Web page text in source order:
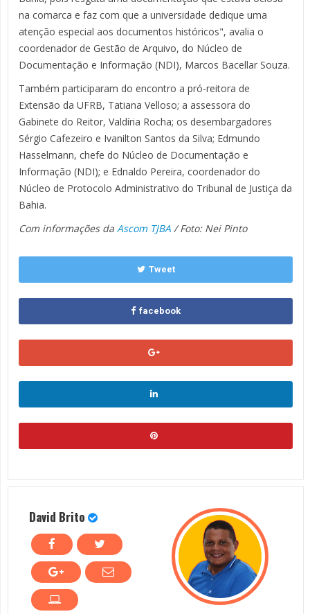
na comarca e faz com que a universidade dedique uma
atenção especial aos documentos históricos", avalia o
coordenador de Gestão de Arquivo, do Núcleo de
Documentação e Informação (NDI), Marcos Bacellar Souza.
Também participaram do encontro a pró-reitora de
Extensão da UFRB, Tatiana Velloso; a assessora do
Gabinete do Reitor, Valdíria Rocha; os desembargadores
Sérgio Cafezeiro e Ivanilton Santos da Silva; Edmundo
Hasselmann, chefe do Núcleo de Documentação e
Informação (NDI); e Ednaldo Pereira, coordenador do
Núcleo de Protocolo Administrativo do Tribunal de Justiça da
Bahia.
Com informações da Ascom TJBA / Foto: Nei Pinto
Tweet
facebook
David Brito